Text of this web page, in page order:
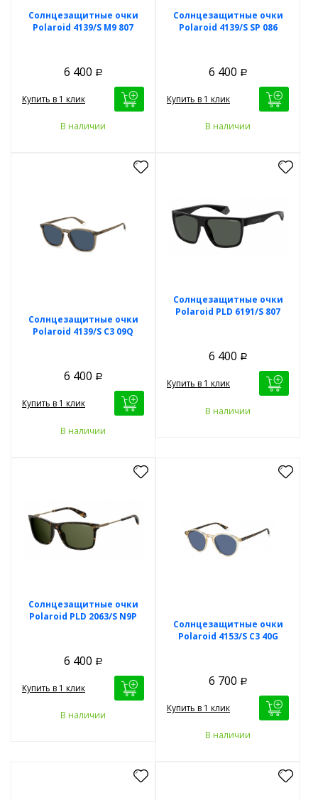
Солнцезащитные очки
Polaroid 4139/S M9 807
6 400 Р
Купить в 1 клик
В наличии
Солнцезащитные очки
Polaroid 4139/S SP 086
6 400 Р
Купить в 1 клик
В наличии
Солнцезащитные очки
Polaroid 4139/S C3 09Q
6 400 Р
Купить в 1 клик
В наличии
Солнцезащитные очки
Polaroid PLD 6191/S 807
6 400 Р
Купить в 1 клик
В наличии
Солнцезащитные очки
Polaroid PLD 2063/S N9P
6 400 Р
Купить в 1 клик
В наличии
Солнцезащитные очки
Polaroid 4153/S C3 40G
6 700 Р
Купить в 1 клик
В наличии